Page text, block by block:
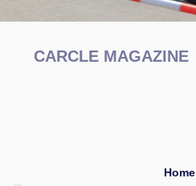
CARCLE MAGAZINE
Home